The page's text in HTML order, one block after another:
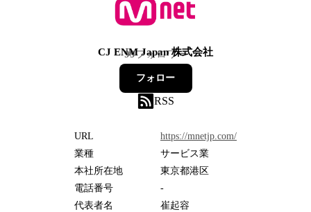
CJ ENM Japan 株式会社
99フォロワー
フォロー
RSS
URL
https://mnetjp.com/
業種
サービス業
本社所在地
東京都港区
電話番号
-
代表者名
崔起容